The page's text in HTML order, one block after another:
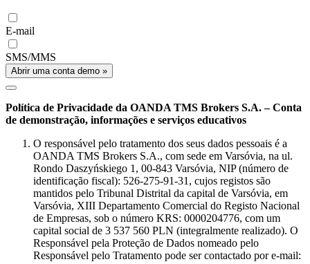
E-mail
SMS/MMS
Abrir uma conta demo »
Política de Privacidade da OANDA TMS Brokers S.A. – Conta
de demonstração, informações e serviços educativos
O responsável pelo tratamento dos seus dados pessoais é a
OANDA TMS Brokers S.A., com sede em Varsóvia, na ul.
Rondo Daszyńskiego 1, 00-843 Varsóvia, NIP (número de
identificação fiscal): 526-275-91-31, cujos registos são
mantidos pelo Tribunal Distrital da capital de Varsóvia, em
Varsóvia, XIII Departamento Comercial do Registo Nacional
de Empresas, sob o número KRS: 0000204776, com um
capital social de 3 537 560 PLN (integralmente realizado). O
Responsável pela Proteção de Dados nomeado pelo
Responsável pelo Tratamento pode ser contactado por e-mail: